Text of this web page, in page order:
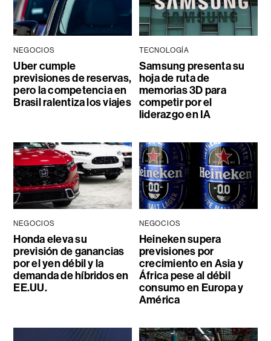
NEGOCIOS
Uber cumple
previsiones de reservas,
pero la competencia en
Brasil ralentiza los viajes
TECNOLOGÍA
Samsung presenta su
hoja de ruta de
memorias 3D para
competir por el
liderazgo en IA
NEGOCIOS
Honda eleva su
previsión de ganancias
por el yen débil y la
demanda de híbridos en
EE.UU.
NEGOCIOS
Heineken supera
previsiones por
crecimiento en Asia y
África pese al débil
consumo en Europa y
América